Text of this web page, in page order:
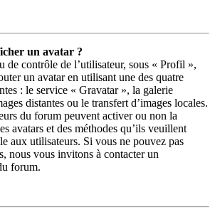
un avatar ?
de contrôle de l’utilisateur, sous « Profil »,
un avatar en utilisant une des quatre
: le service « Gravatar », la galerie
distantes ou le transfert d’images locales.
du forum peuvent activer ou non la
avatars et des méthodes qu’ils veuillent
aux utilisateurs. Si vous ne pouvez pas
nous vous invitons à contacter un
forum.